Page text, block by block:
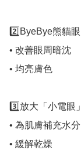
2️⃣ByeBye熊貓眼
• 改善眼周暗沈
• 均亮膚色
3️⃣放大「小電眼」
• 為肌膚補充水分
• 緩解乾燥